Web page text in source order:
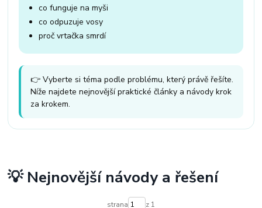
co funguje na myši
co odpuzuje vosy
proč vrtačka smrdí
👉 Vyberte si téma podle problému, který právě řešíte.
Níže najdete nejnovější praktické články a návody krok
za krokem.
💡 Nejnovější návody a řešení
strana z 1